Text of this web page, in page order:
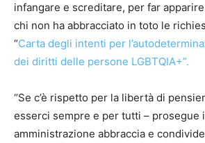
infangare e screditare, per far
chi non ha abbracciato in toto le
“Carta degli intenti per
dei diritti delle persone LGBTQIA+”.
“Se c’è rispetto per la libertà di
esserci sempre e per tutti – prosegue
amministrazione abbraccia e